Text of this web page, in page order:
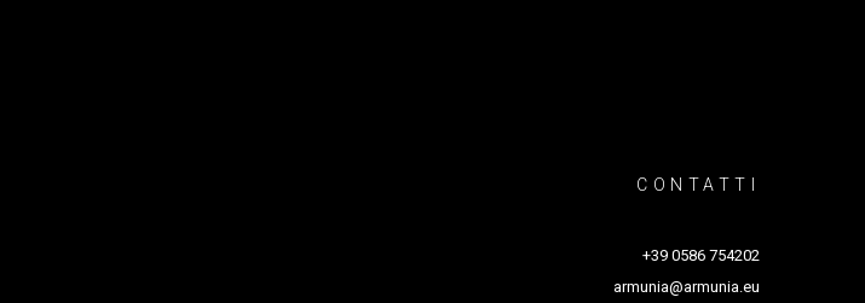
CONTATTI
+39 0586 754202
armunia@armunia.eu